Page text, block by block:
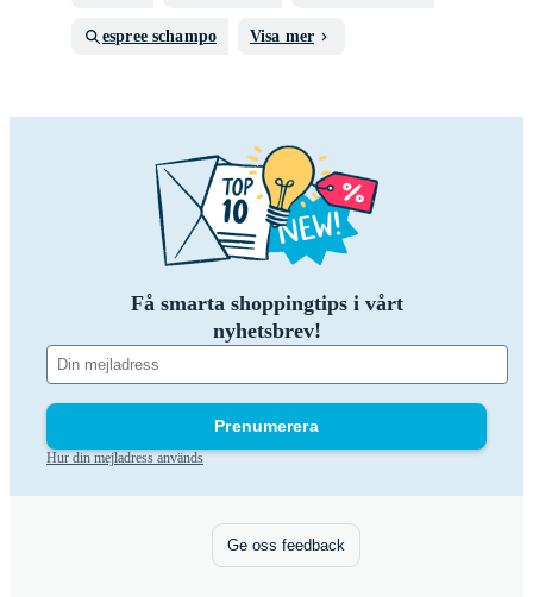
espree schampo Visa mer
Få smarta shoppingtips i vårt
nyhetsbrev!
Prenumerera
Hur din mejladress används
Ge oss feedback